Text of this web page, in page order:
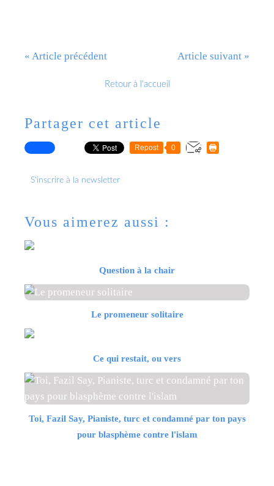
« Article précédent Article suivant »
Retour à l'accueil
Partager cet article
Repost 0
S'inscrire à la newsletter
Vous aimerez aussi :
Question à la chair
Le promeneur solitaire
Ce qui restait, ou vers
Toi, Fazil Say, Pianiste, turc et condamné par ton pays
pour blasphème contre l'islam